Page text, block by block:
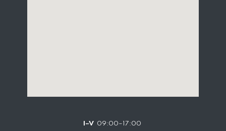
I–V 09:00–17:00